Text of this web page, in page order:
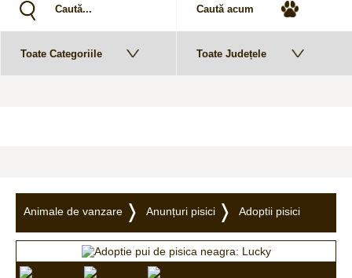
Animale de vanzare Anunțuri pisici Adoptii pisici